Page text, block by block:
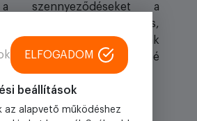
szennyeződéseket a
helyekről is,
falainak, sarkainak
öblítését is egyszerűbbé
beállítások
az alapvető működéshez
ELFOGADOM